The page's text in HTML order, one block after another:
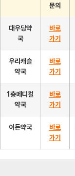
문의
대우당약
국
바로
가기
우리캐슬
약국
바로
가기
1층메디컬
약국
바로
가기
이든약국
바로
가기